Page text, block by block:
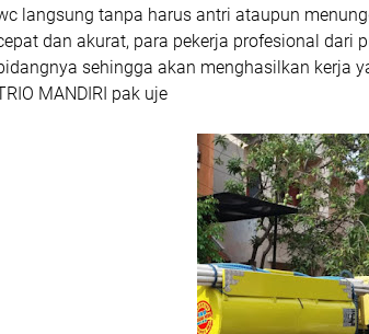
langsung tanpa harus antri ataupun
dan akurat, para pekerja profesional dari
sehingga akan menghasilkan kerja
MANDIRI pak uje